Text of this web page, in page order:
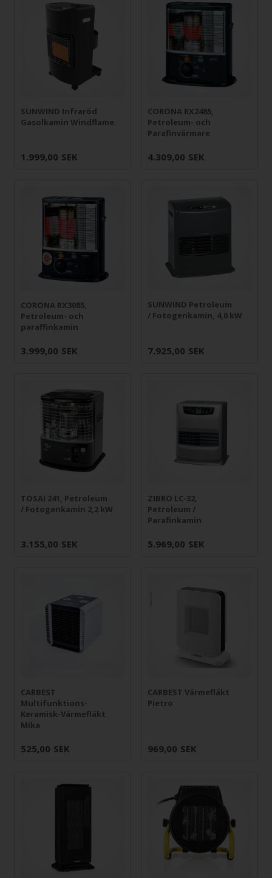
SUNWIND Infraröd
Gasolkamin Windflame.
1.999,00 SEK
CORONA RX2485,
Petroleum- och
Parafinvärmare
4.309,00 SEK
CORONA RX3085,
Petroleum- och
paraffinkamin
3.999,00 SEK
SUNWIND Petroleum
/ Fotogenkamin, 4,0 kW
7.925,00 SEK
TOSAI 241, Petroleum
/ Fotogenkamin 2,2 kW
3.155,00 SEK
ZIBRO LC-32,
Petroleum /
Parafinkamin
5.969,00 SEK
CARBEST
Multifunktions-
Keramisk-Värmefläkt
Mika
525,00 SEK
CARBEST Värmefläkt
Pietro
969,00 SEK